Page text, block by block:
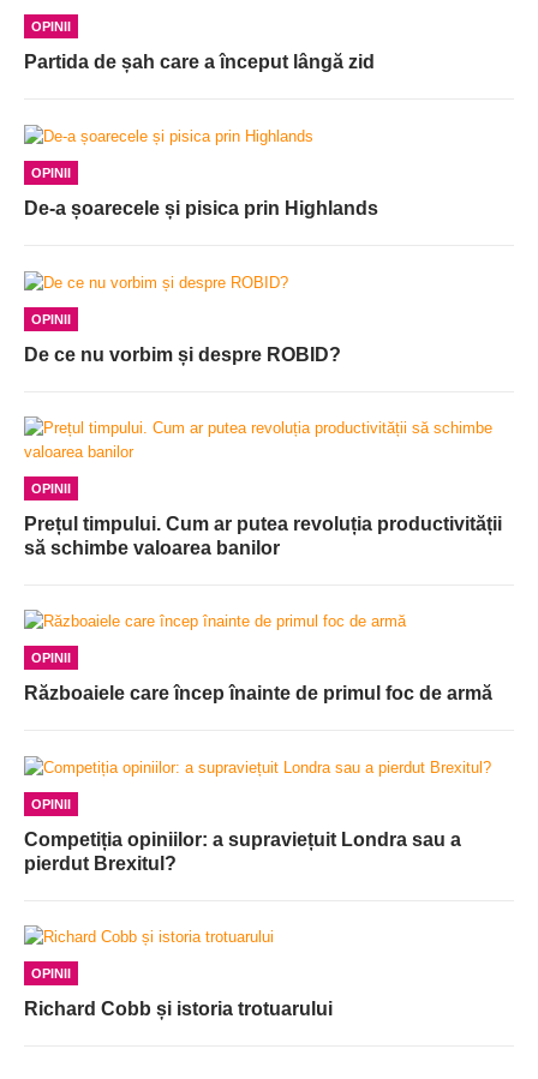
OPINII
Partida de șah care a început lângă zid
OPINII
De-a șoarecele și pisica prin Highlands
OPINII
De ce nu vorbim și despre ROBID?
OPINII
Prețul timpului. Cum ar putea revoluția productivității
să schimbe valoarea banilor
OPINII
Războaiele care încep înainte de primul foc de armă
OPINII
Competiția opiniilor: a supraviețuit Londra sau a
pierdut Brexitul?
OPINII
Richard Cobb și istoria trotuarului